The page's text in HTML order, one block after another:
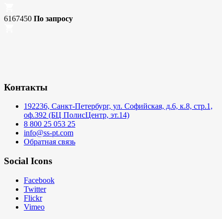
6167450 По запросу
Контакты
192236, Санкт-Петербург, ул. Софийская, д.6, к.8, стр.1,
оф.392 (БЦ ПолисЦентр, эт.14)
8 800 25 053 25
info@ss-pt.com
Обратная связь
Social Icons
Facebook
Twitter
Flickr
Vimeo